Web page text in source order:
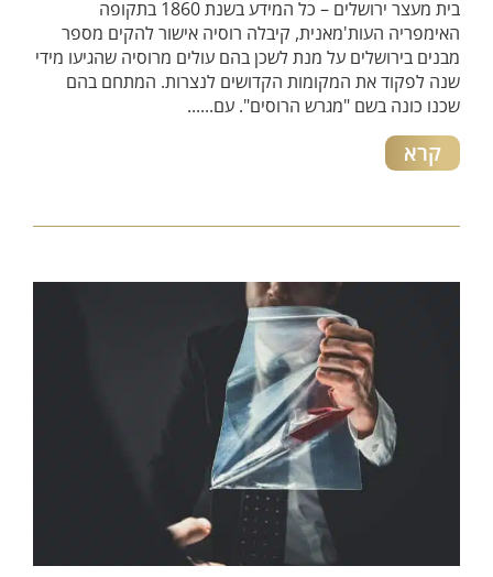
בית מעצר ירושלים – כל המידע בשנת 1860 בתקופה
האימפריה העות'מאנית, קיבלה רוסיה אישור להקים מספר
מבנים בירושלים על מנת לשכן בהם עולים מרוסיה שהגיעו מידי
שנה לפקוד את המקומות הקדושים לנצרות. המתחם בהם
שכנו כונה בשם "מגרש הרוסים". עם......
קרא